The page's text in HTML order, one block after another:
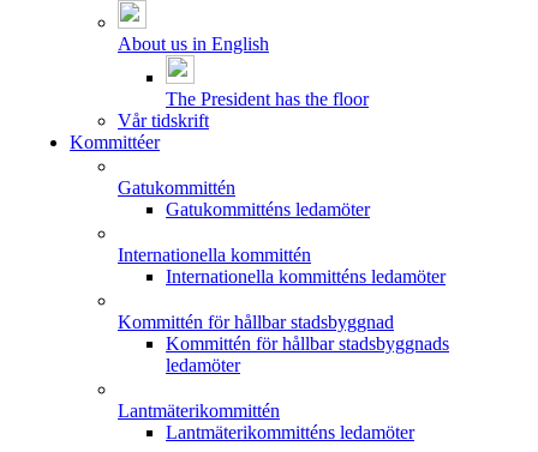
About us in English
The President has the floor
Vår tidskrift
Kommittéer
Gatukommittén
Gatukommitténs ledamöter
Internationella kommittén
Internationella kommitténs ledamöter
Kommittén för hållbar stadsbyggnad
Kommittén för hållbar stadsbyggnads
ledamöter
Lantmäterikommittén
Lantmäterikommitténs ledamöter